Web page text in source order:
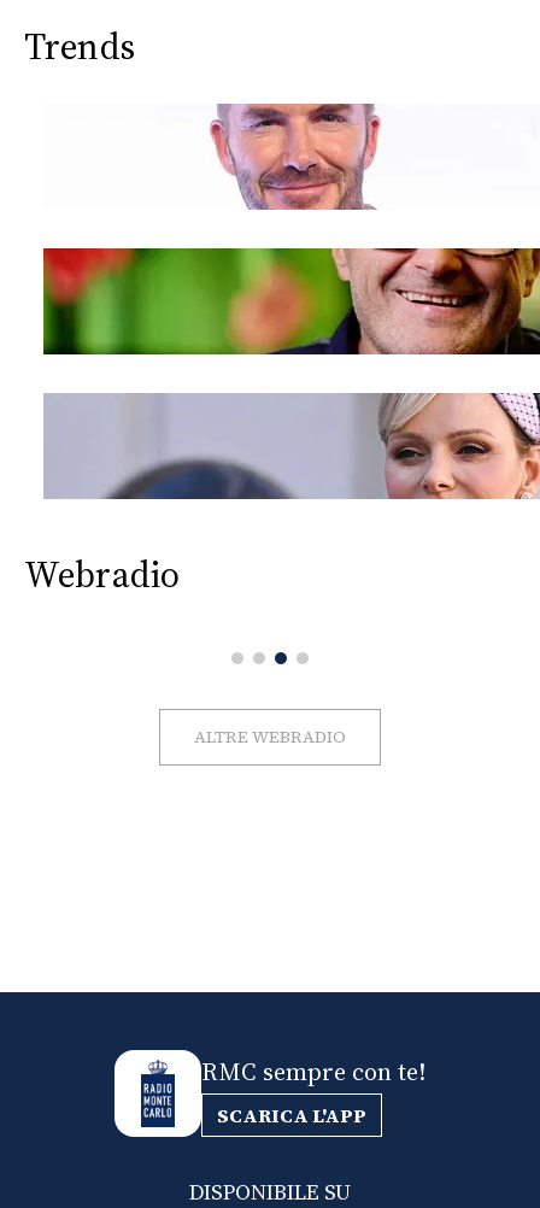
Trends
Webradio
ALTRE WEBRADIO
RMC sempre con te!
SCARICA L'APP
DISPONIBILE SU